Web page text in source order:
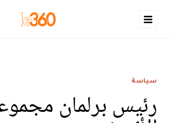
سياسة
رئيس برلمان